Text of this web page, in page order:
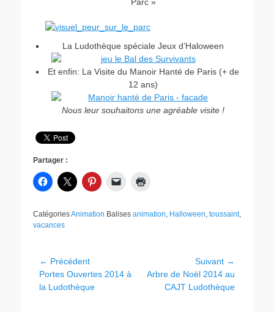
La Ludothèque spéciale Jeux d’Haloween
Et enfin: La Visite du Manoir Hanté de Paris (+ de
12 ans)
Nous leur souhaitons une agréable visite !
Partager :
CatégoriesAnimation Balises animation, Halloween, toussaint,
vacances
Navigation
de
l’article
← Précédent
Article
précédent :
Portes Ouvertes 2014 à
la Ludothèque
Suivant →
Article
suivant :
Arbre de Noël 2014 au
CAJT Ludothèque